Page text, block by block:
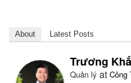
About Latest Posts
Trương
Quản lý at Công